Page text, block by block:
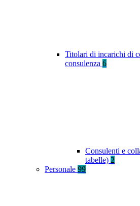
Titolari di incarichi di
consulenza 6
Consulenti e
tabelle) 2
Personale 99